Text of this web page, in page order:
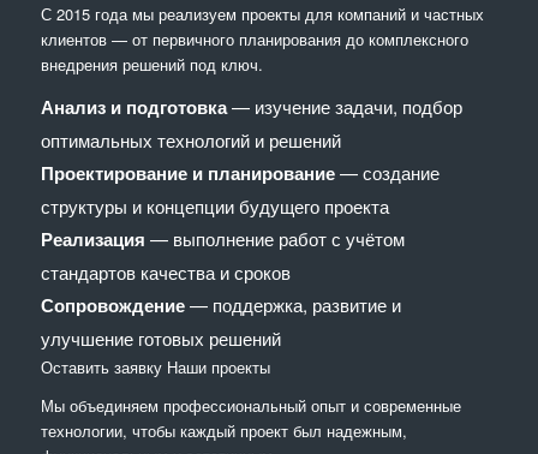
С 2015 года мы реализуем проекты для компаний и частных
клиентов — от первичного планирования до комплексного
внедрения решений под ключ.
Анализ и подготовка— изучение задачи, подбор
оптимальных технологий и решений
Проектирование и планирование— создание
структуры и концепции будущего проекта
Реализация — выполнение работ с учётом
стандартов качества и сроков
Сопровождение— поддержка, развитие и
улучшение готовых решений
Оставить заявку Наши проекты
Мы объединяем профессиональный опыт и современные
технологии, чтобы каждый проект был надежным,